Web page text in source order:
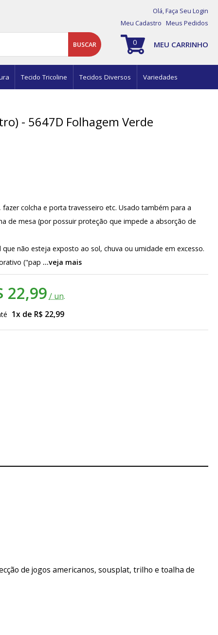
Meu Cadastro Meus Pedidos
Olá,Faça Seu Login
BUSCAR MEU CARRINHO
0
Tecido Tricoline Tecidos Diversos Variedades
- 5647D Folhagem Verde
colcha e porta travesseiro etc. Usado também para a
de mesa (por possuir proteção que impede a absorção de
não esteja exposto ao sol, chuva ou umidade em excesso.
("pap ...veja mais
22,99 / un.
1x de R$ 22,99
de jogos americanos, sousplat, trilho e toalha de